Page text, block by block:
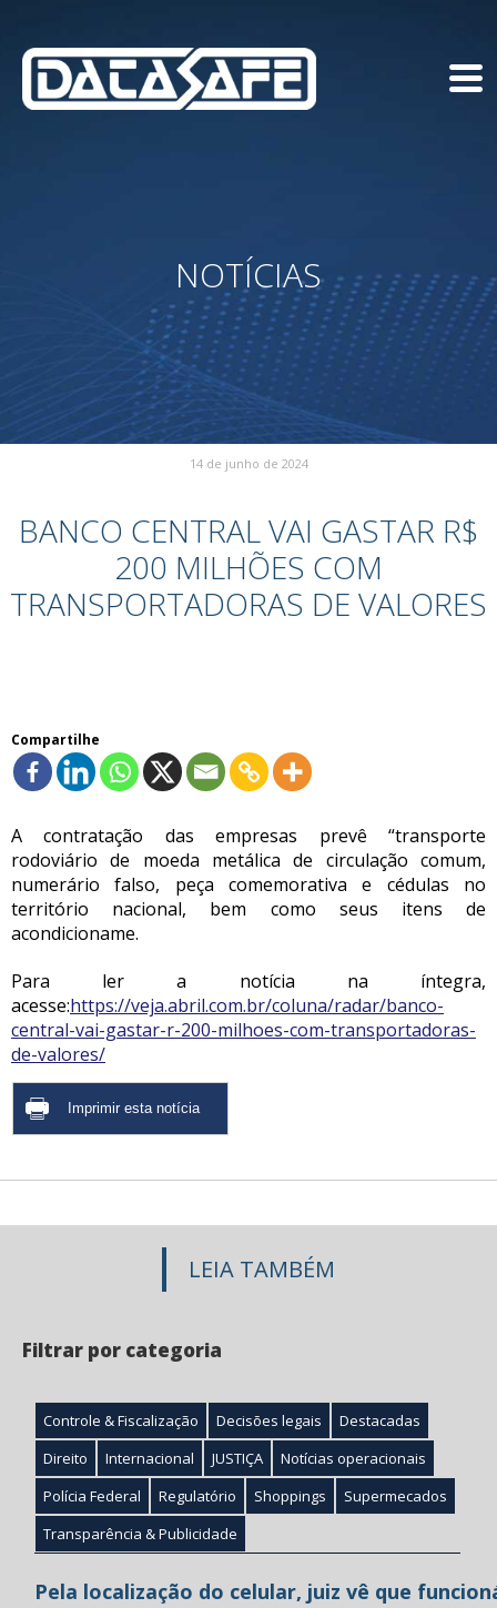
NOTÍCIAS
14 de junho de 2024
BANCO CENTRAL VAI GASTAR R$
200 MILHÕES COM
TRANSPORTADORAS DE VALORES
Compartilhe
A contratação das empresas prevê “transporte
rodoviário de moeda metálica de circulação comum,
numerário falso, peça comemorativa e cédulas no
território nacional, bem como seus itens de
acondicioname.
Para ler a notícia na íntegra,
acesse:https://veja.abril.com.br/coluna/radar/banco-
central-vai-gastar-r-200-milhoes-com-transportadoras-
de-valores/
LEIA TAMBÉM
Filtrar por categoria
Controle & Fiscalização Decisões legais
Destacadas
Direito
Internacional JUSTIÇA
Notícias operacionais
Polícia Federal
Regulatório Shoppings
Supermecados
Transparência & Publicidade
Pela localização do celular, juiz vê que